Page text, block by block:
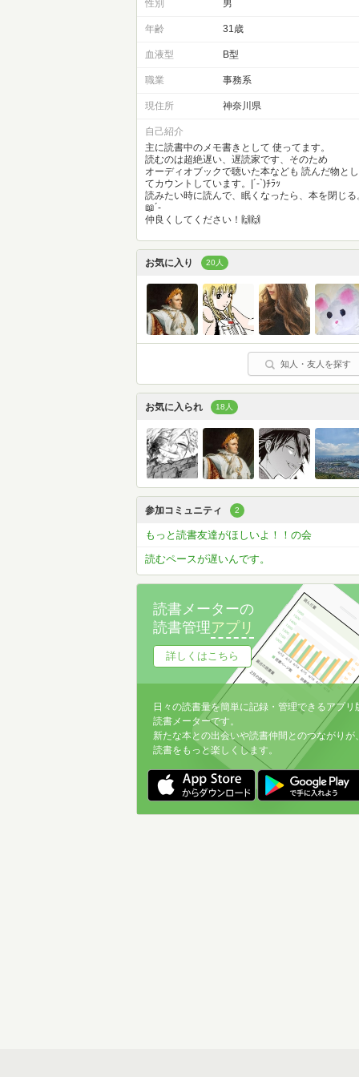
性別 男
年齢 31歳
血液型 B型
職業 事務系
現住所 神奈川県
自己紹介
主に読書中のメモ書きとして 使ってます。
読むのは超絶遅い、遅読家です、そのため
オーディオブックで聴いた本なども 読んだ物とし
てカウントしています。|´-`)ﾁﾗｯ
読みたい時に読んで、眠くなったら、本を閉じる
📖´-
仲良くしてください！🙌🙌
お気に入り 20人
知人・友人を探す
お気に入られ 18人
参加コミュニティ 2
もっと読書友達がほしいよ！！の会
読むペースが遅いんです。
読書メーターの
読書管理アプリ
詳しくはこちら
日々の読書量を簡単に記録・管理できるアプリ
読書メーターです。
新たな本との出会いや読書仲間とのつながりが
読書をもっと楽しくします。